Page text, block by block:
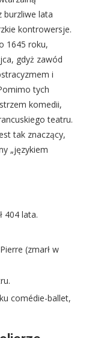
burzliwe lata
kontrowersje.
1645 roku,
gdyż zawód
i
tych
komedii,
teatru.
tak znaczący,
„językiem
404 lata.
(zmarł w
comédie-ballet,